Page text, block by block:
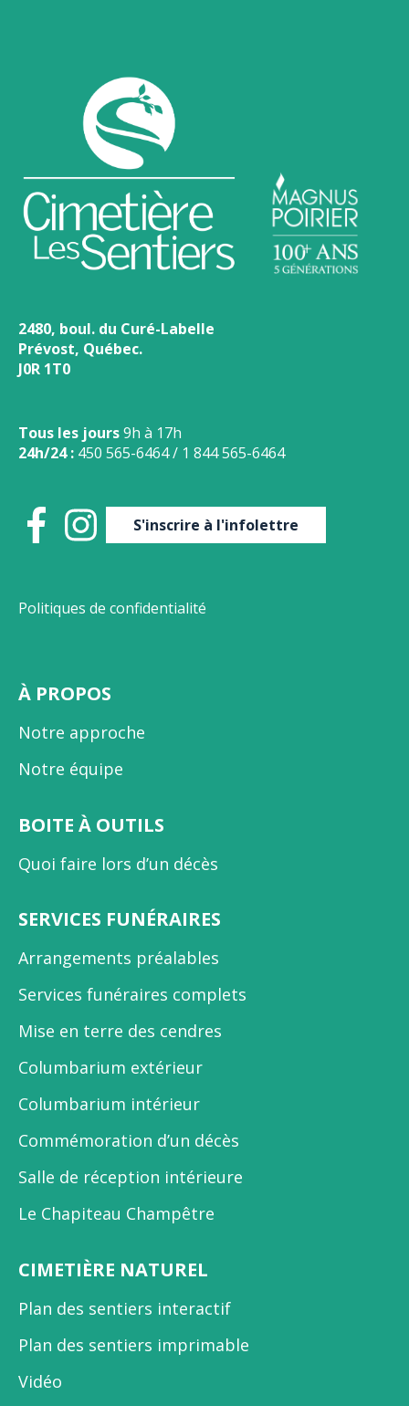
2480, boul. du Curé-Labelle
Prévost, Québec.
J0R 1T0
Tous les jours9h à 17h
24h/24 : 450 565-6464/ 1 844 565-6464
S'inscrire à l'infolettre
Politiques de confidentialité
À PROPOS
Notre approche
Notre équipe
BOITE À OUTILS
Quoi faire lors d’un décès
SERVICES FUNÉRAIRES
Arrangements préalables
Services funéraires complets
Mise en terre des cendres
Columbarium extérieur
Columbarium intérieur
Commémoration d’un décès
Salle de réception intérieure
Le Chapiteau Champêtre
CIMETIÈRE NATUREL
Plan des sentiers interactif
Plan des sentiers imprimable
Vidéo